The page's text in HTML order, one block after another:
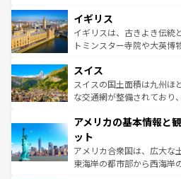
香り高いラベンダー畑など
らに、パリ以外の地域にも
も豊かな歴史と文化が息づ
を参照してほしい。
顔を持つこの国は、どこを
ルリンの文化的活気、バイ
してライン川沿いのワイン
は、お酒好きな人にはぜひ体験して
ドイツ情報はコンテンツ一
イギリス
イギリスは、古きよき伝統
トミンスター寺院や大英博
リアごとに異なる魅力があ
ティー、ビール好きにはた
戦など、本場だからこそで
ンツ一覧を参照してほしい
スイス
スイスの国土面積は九州ほ
な交通網が整備されており
の建物がそのまま残る町や
博物館もあり、アルプス観
ことができる。国民の所得
者向けの交通パス提供のサ
アメリカの基本情報と
ット
アメリカ合衆国は、広大な
東海岸の都市部から西海岸